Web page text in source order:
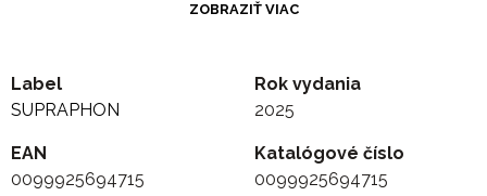
8. Loučí se a končí
9. Noční výprava
ZOBRAZIŤ VIAC
Label
SUPRAPHON
Rok vydania
2025
EAN
0099925694715
Katalógové číslo
0099925694715